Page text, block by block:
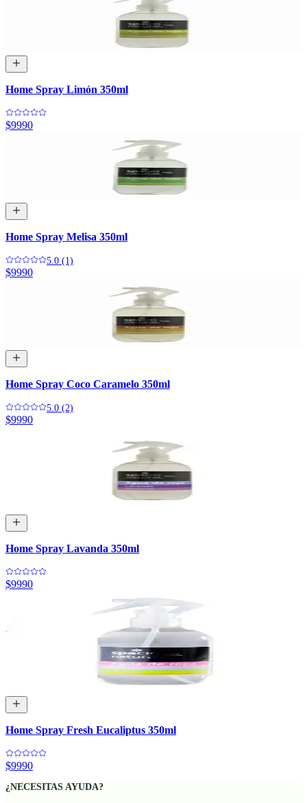
Home Spray Limón 350ml
$9990
Home Spray Melisa 350ml
5.0 (1)
$9990
Home Spray Coco Caramelo 350ml
5.0 (2)
$9990
Home Spray Lavanda 350ml
$9990
Home Spray Fresh Eucaliptus 350ml
$9990
¿NECESITAS AYUDA?